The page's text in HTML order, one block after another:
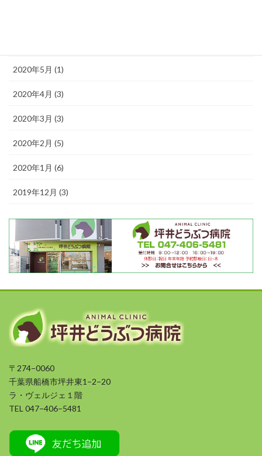
2020年5月 (1)
2020年4月 (3)
2020年3月 (3)
2020年2月 (5)
2020年1月 (6)
2019年12月 (3)
〒274−0060
千葉県船橋市坪井東1−2−20
ラ・ヴェルジェ１階
TEL 047−406−5481